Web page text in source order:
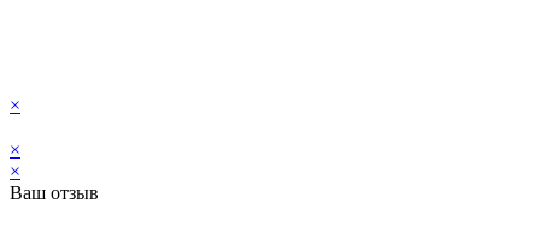
×
×
×
Ваш отзыв